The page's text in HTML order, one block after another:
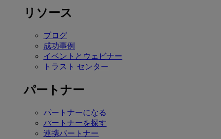
リソース
ブログ
成功事例
イベントとウェビナー
トラスト センター
パートナー
パートナーになる
パートナーを探す
連携パートナー